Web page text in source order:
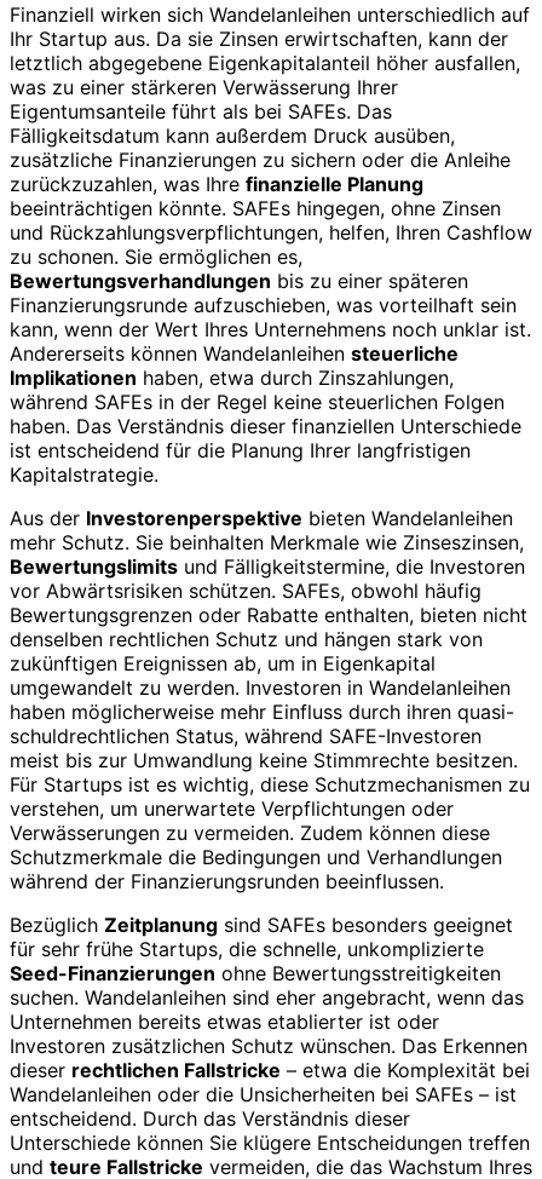
Finanziell wirken sich Wandelanleihen unterschiedlich auf
Ihr Startup aus. Da sie Zinsen erwirtschaften, kann der
letztlich abgegebene Eigenkapitalanteil höher ausfallen,
was zu einer stärkeren Verwässerung Ihrer
Eigentumsanteile führt als bei SAFEs. Das
Fälligkeitsdatum kann außerdem Druck ausüben,
zusätzliche Finanzierungen zu sichern oder die Anleihe
zurückzuzahlen, was Ihre finanzielle Planung
beeinträchtigen könnte. SAFEs hingegen, ohne Zinsen
und Rückzahlungsverpflichtungen, helfen, Ihren Cashflow
zu schonen. Sie ermöglichen es,
Bewertungsverhandlungen bis zu einer späteren
Finanzierungsrunde aufzuschieben, was vorteilhaft sein
kann, wenn der Wert Ihres Unternehmens noch unklar ist.
Andererseits können Wandelanleihen steuerliche
Implikationen haben, etwa durch Zinszahlungen,
während SAFEs in der Regel keine steuerlichen Folgen
haben. Das Verständnis dieser finanziellen Unterschiede
ist entscheidend für die Planung Ihrer langfristigen
Kapitalstrategie.
Aus der Investorenperspektive bieten Wandelanleihen
mehr Schutz. Sie beinhalten Merkmale wie Zinseszinsen,
Bewertungslimits und Fälligkeitstermine, die Investoren
vor Abwärtsrisiken schützen. SAFEs, obwohl häufig
Bewertungsgrenzen oder Rabatte enthalten, bieten nicht
denselben rechtlichen Schutz und hängen stark von
zukünftigen Ereignissen ab, um in Eigenkapital
umgewandelt zu werden. Investoren in Wandelanleihen
haben möglicherweise mehr Einfluss durch ihren quasi-
schuldrechtlichen Status, während SAFE-Investoren
meist bis zur Umwandlung keine Stimmrechte besitzen.
Für Startups ist es wichtig, diese Schutzmechanismen zu
verstehen, um unerwartete Verpflichtungen oder
Verwässerungen zu vermeiden. Zudem können diese
Schutzmerkmale die Bedingungen und Verhandlungen
während der Finanzierungsrunden beeinflussen.
Bezüglich Zeitplanung sind SAFEs besonders geeignet
für sehr frühe Startups, die schnelle, unkomplizierte
Seed-Finanzierungen ohne Bewertungsstreitigkeiten
suchen. Wandelanleihen sind eher angebracht, wenn das
Unternehmen bereits etwas etablierter ist oder
Investoren zusätzlichen Schutz wünschen. Das Erkennen
dieser rechtlichen Fallstricke – etwa die Komplexität bei
Wandelanleihen oder die Unsicherheiten bei SAFEs – ist
entscheidend. Durch das Verständnis dieser
Unterschiede können Sie klügere Entscheidungen treffen
und teure Fallstricke vermeiden, die das Wachstum Ihres